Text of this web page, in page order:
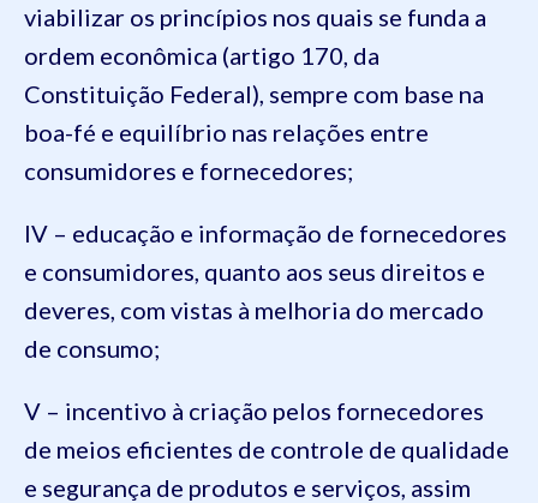
viabilizar os princípios nos quais se funda a
ordem econômica (artigo 170, da
Constituição Federal), sempre com base na
boa-fé e equilíbrio nas relações entre
consumidores e fornecedores;
IV – educação e informação de fornecedores
e consumidores, quanto aos seus direitos e
deveres, com vistas à melhoria do mercado
de consumo;
V – incentivo à criação pelos fornecedores
de meios eficientes de controle de qualidade
e segurança de produtos e serviços, assim